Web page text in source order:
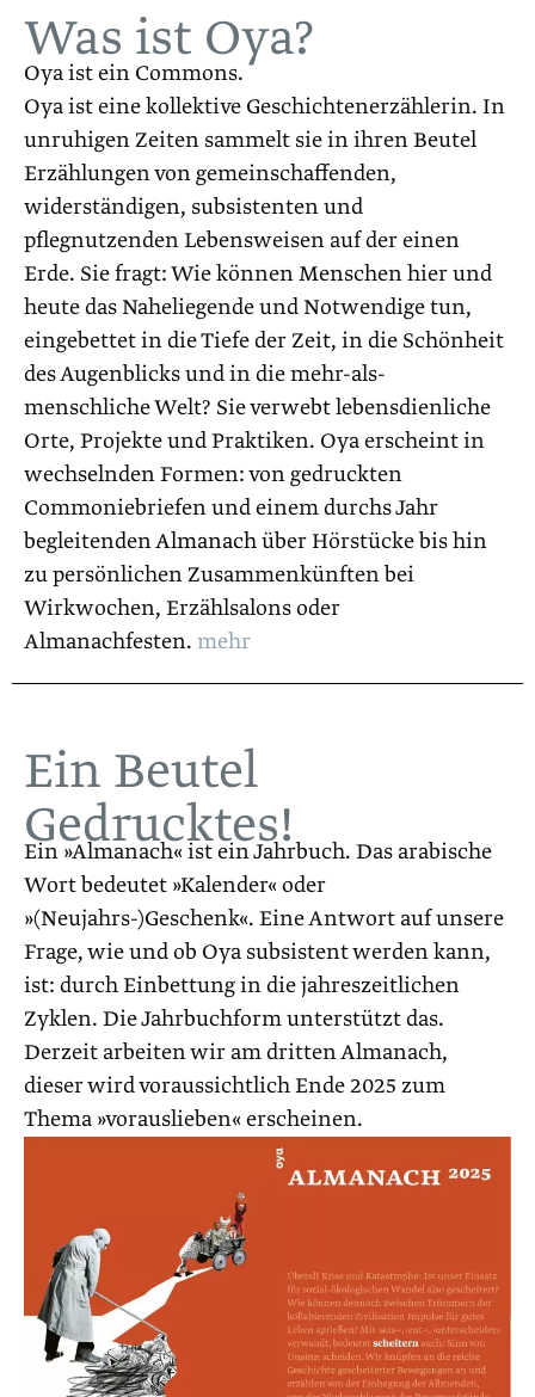
Was ist Oya?
Oya ist ein Commons.
Oya ist eine kollektive Geschichtenerzählerin. In
unruhigen Zeiten sammelt sie in ihren Beutel
Erzählungen von gemeinschaffenden,
widerständigen, subsistenten und
pflegnutzenden Lebensweisen auf der einen
Erde. Sie fragt: Wie können Menschen hier und
heute das Naheliegende und Notwendige tun,
eingebettet in die Tiefe der Zeit, in die Schönheit
des Augenblicks und in die mehr-als-
menschliche Welt? Sie verwebt lebensdienliche
Orte, Projekte und Praktiken. Oya erscheint in
wechselnden Formen: von gedruckten
Commoniebriefen und einem durchs Jahr
begleitendenAlmanachüber Hörstücke bis hin
zu persönlichen Zusammenkünften bei
Wirkwochen, Erzählsalons oder
Almanachfesten. mehr
Ein Beutel
Gedrucktes!
Ein »Almanach« ist ein Jahrbuch. Das arabische
Wort bedeutet »Kalender« oder
»(Neujahrs-)Geschenk«. Eine Antwort auf unsere
Frage, wie und ob Oya subsistent werden kann,
ist: durch Einbettung in die jahreszeitlichen
Zyklen. Die Jahrbuchform unterstützt das.
Derzeit arbeiten wir am dritten Almanach,
dieser wird voraussichtlich Ende 2025 zum
Thema »vorauslieben« erscheinen.